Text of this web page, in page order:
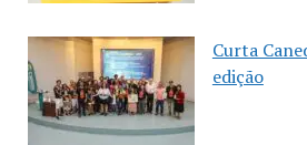
Curta
edição